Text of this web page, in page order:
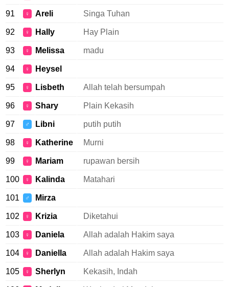
91 ♀ Areli Singa Tuhan
92 ♀ Hally Hay Plain
93 ♀ Melissa madu
94 ♀ Heysel
95 ♀ Lisbeth Allah telah bersumpah
96 ♀ Shary Plain Kekasih
97 ♂ Libni putih putih
98 ♀ Katherine Murni
99 ♀ Mariam rupawan bersih
100 ♀ Kalinda Matahari
101 ♂ Mirza
102 ♀ Krizia Diketahui
103 ♀ Daniela Allah adalah Hakim saya
104 ♀ Daniella Allah adalah Hakim saya
105 ♀ Sherlyn Kekasih, Indah